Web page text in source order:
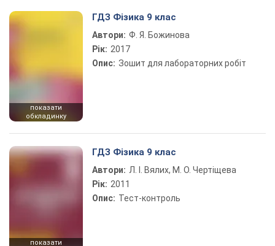
показати
обкладинку
ГДЗ Фізика 9 клас
Автори: Ф. Я. Божинова
Рік: 2017
Опис:
Зошит для лабораторних робіт
показати
ГДЗ Фізика 9 клас
Автори: Л. І. Вялих, М. О. Чертіщева
Рік: 2011
Опис: Тест-контроль